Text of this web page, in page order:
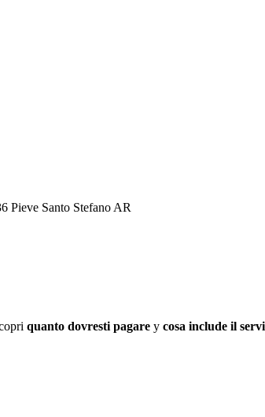
Pieve Santo Stefano AR
quanto dovresti pagare y cosa include il